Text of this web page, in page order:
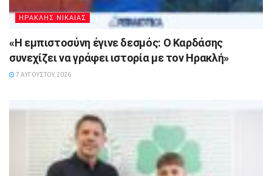
ΗΡΑΚΛΗΣ ΝΙΚΑΙΑΣ
«Η εμπιστοσύνη έγινε δεσμός: Ο Καρδάσης
συνεχίζει να γράφει ιστορία με τον Ηρακλή»
7 ΑΥΓΟΎΣΤΟΥ, 2026